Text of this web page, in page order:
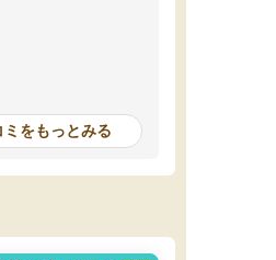
をもっとみる